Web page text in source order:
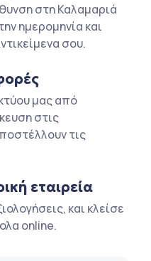
στη Καλαμαριά
ημερομηνία και
σου.
μας από
στις
τις
εταιρεία
και κλείσε
online.